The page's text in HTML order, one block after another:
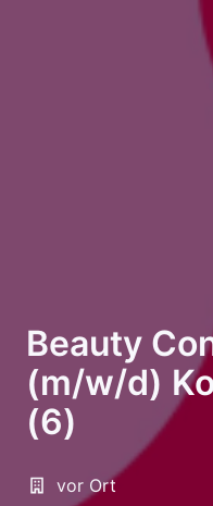
Beauty
(m/w/d)
(6)
vor Ort